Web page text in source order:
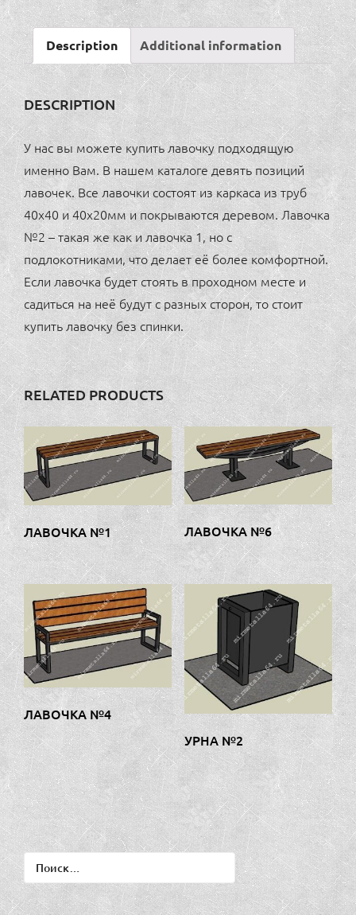
Description Additional information
DESCRIPTION
У нас вы можете купить лавочку подходящую
именно Вам. В нашем каталоге девять позиций
лавочек. Все лавочки состоят из каркаса из труб
40х40 и 40х20мм и покрываются деревом. Лавочка
№2 – такая же как и лавочка 1, но с
подлокотниками, что делает её более комфортной.
Если лавочка будет стоять в проходном месте и
садиться на неё будут с разных сторон, то стоит
купить лавочку без спинки.
RELATED PRODUCTS
ЛАВОЧКА №1 ЛАВОЧКА №6
ЛАВОЧКА №4
УРНА №2
Найти: